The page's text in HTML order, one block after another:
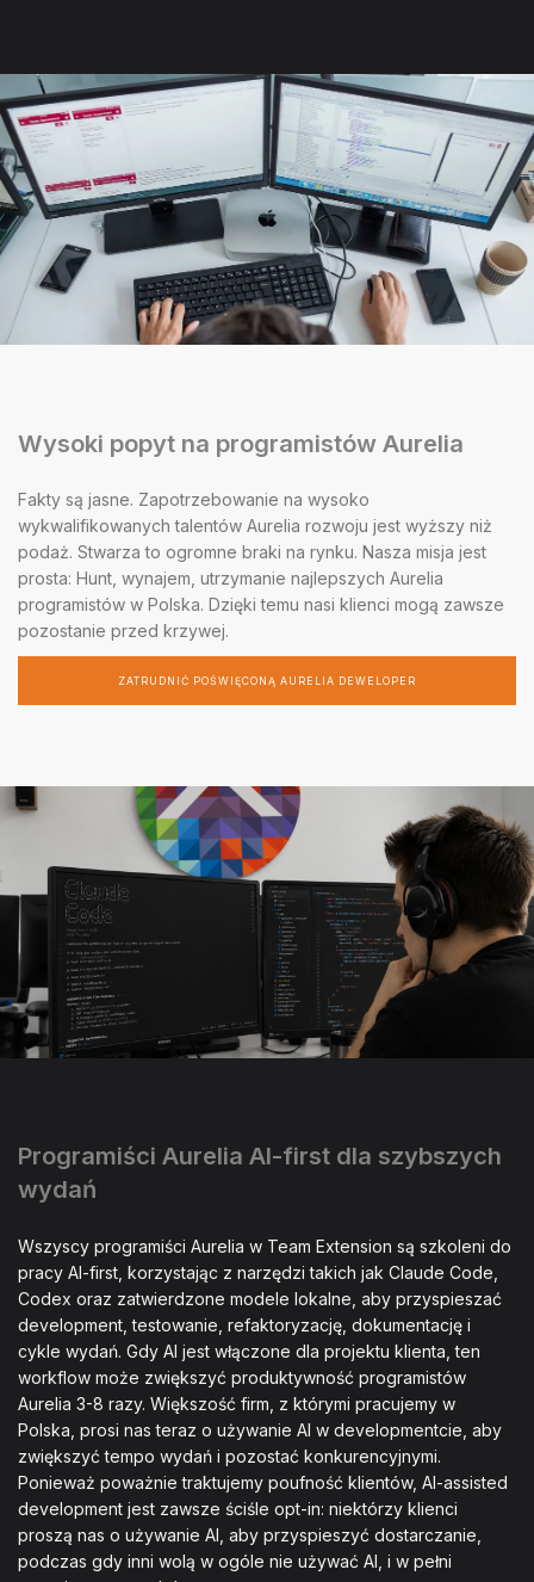
Wysoki popyt na programistów Aurelia
Fakty są jasne. Zapotrzebowanie na wysoko
wykwalifikowanych talentów Aurelia rozwoju jest wyższy niż
podaż. Stwarza to ogromne braki na rynku. Nasza misja jest
prosta: Hunt, wynajem, utrzymanie najlepszych Aurelia
programistów w Polska. Dzięki temu nasi klienci mogą zawsze
pozostanie przed krzywej.
ZATRUDNIĆ POŚWIĘCONĄ AURELIA DEWELOPER
Programiści Aurelia AI-first dla szybszych
wydań
Wszyscy programiści Aurelia w Team Extension są szkoleni do
pracy AI-first, korzystając z narzędzi takich jak Claude Code,
Codex oraz zatwierdzone modele lokalne, aby przyspieszać
development, testowanie, refaktoryzację, dokumentację i
cykle wydań. Gdy AI jest włączone dla projektu klienta, ten
workflow może zwiększyć produktywność programistów
Aurelia 3-8 razy. Większość firm, z którymi pracujemy w
Polska, prosi nas teraz o używanie AI w developmentcie, aby
zwiększyć tempo wydań i pozostać konkurencyjnymi.
Ponieważ poważnie traktujemy poufność klientów, AI-assisted
development jest zawsze ściśle opt-in: niektórzy klienci
proszą nas o używanie AI, aby przyspieszyć dostarczanie,
podczas gdy inni wolą w ogóle nie używać AI, i w pełni